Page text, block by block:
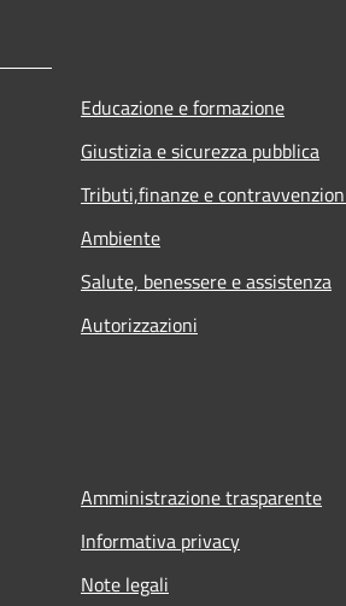
Educazione e formazione
Giustizia e sicurezza pubblica
Tributi,finanze e
Ambiente
Salute, benessere e assistenza
Autorizzazioni
Amministrazione trasparente
Informativa privacy
Note legali